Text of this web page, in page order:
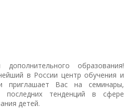
образования!
в России центр обучения и
приглашает Вас на семинары,
последних тенденций в сфере
детей.